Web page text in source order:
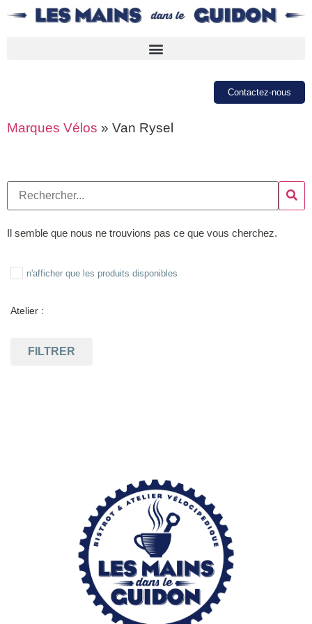
Contactez-nous
Marques Vélos » Van Rysel
Il semble que nous ne trouvions pas ce que vous cherchez.
n'afficher que les produits disponibles
Atelier :
FILTRER